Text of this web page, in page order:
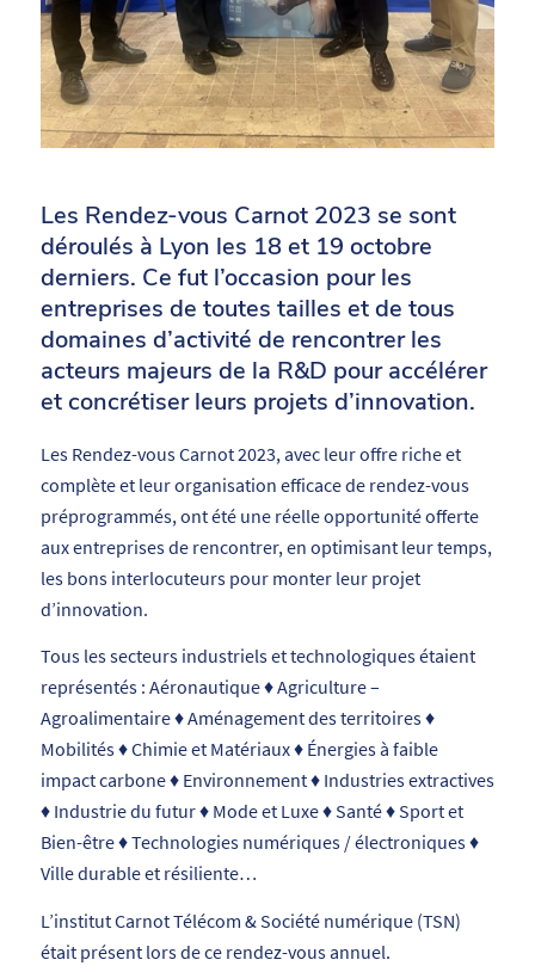
Les Rendez-vous Carnot 2023 se sont
déroulés à Lyon les 18 et 19 octobre
derniers. Ce fut l’occasion pour les
entreprises de toutes tailles et de tous
domaines d’activité de rencontrer les
acteurs majeurs de la R&D pour accélérer
et concrétiser leurs projets d’innovation.
Les Rendez-vous Carnot 2023, avec leur offre riche et
complète et leur organisation efficace de rendez-vous
préprogrammés, ont été une réelle opportunité offerte
aux entreprises de rencontrer, en optimisant leur temps,
les bons interlocuteurs pour monter leur projet
d’innovation.
Tous les secteurs industriels et technologiques étaient
représentés : Aéronautique ♦ Agriculture –
Agroalimentaire ♦ Aménagement des territoires ♦
Mobilités ♦ Chimie et Matériaux ♦ Énergies à faible
impact carbone ♦ Environnement ♦ Industries extractives
♦ Industrie du futur ♦ Mode et Luxe ♦ Santé ♦ Sport et
Bien-être ♦ Technologies numériques / électroniques ♦
Ville durable et résiliente…
L’institut Carnot Télécom & Société numérique (TSN)
était présent lors de ce rendez-vous annuel.